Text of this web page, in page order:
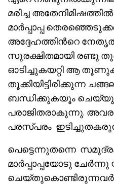
മരിച്ച
മാർപ്പാപ്പ
അദ്ദേഹത്തിൻറെ
സുരക്ഷിതമായി രണ്ടു
ഓടിച്ചുകയറ്റി ആ
തൂക്കിയിട്ടിരിക്കുന്ന
ബന്ധിക്കുകയൂം
പരാജിതരാകുന്നു.
പരസ്പരം
പെട്ടെന്നുതന്നെ
മാർപ്പാപ്പയോടു ചേർന്നു
ചെയ്തുകൊണ്ടിരുന്നവർ